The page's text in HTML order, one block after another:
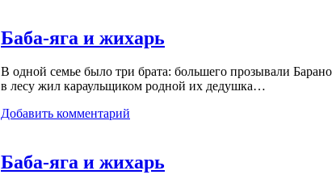
Баба-яга и жихарь
В одной семье было три брата: большего прозывали
в лесу жил караульщиком родной их дедушка…
Добавить комментарий
Баба-яга и жихарь